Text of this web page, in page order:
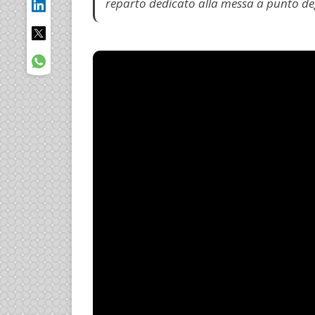
reparto dedicato alla messa a punto